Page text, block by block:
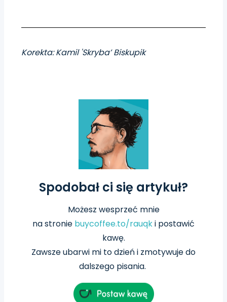
Korekta: Kamil 'Skryba’ Biskupik
Spodobał ci się artykuł?
Możesz wesprzeć mnie
nastronie buycoffee.to/rauqki postawić
kawę.
Zawsze ubarwi mi to dzień i zmotywuje do
dalszego pisania.